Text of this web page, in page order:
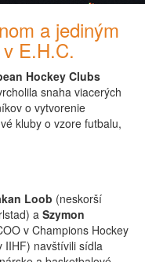
a jediným
E.H.C.
Hockey Clubs
snaha viacerých
o vytvorenie
kluby o vzore futbalu,
Loob (neskorší
a Szymon
v Champions Hockey
IIHF) navštívili sídla